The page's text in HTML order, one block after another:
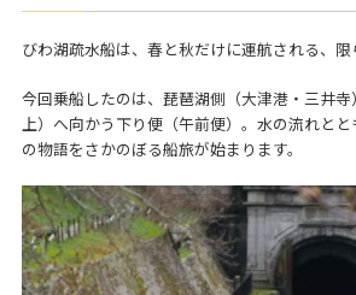
びわ湖疏水船は、春と秋だけに運航される、限
今回乗船したのは、琵琶湖側（大津港・三井
上）へ向かう下り便（午前便）。水の流れと
の物語をさかのぼる船旅が始まります。